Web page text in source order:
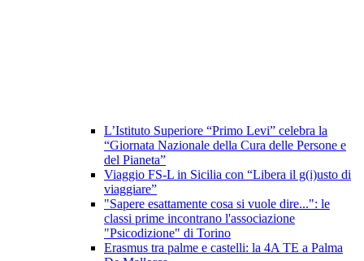
L’Istituto Superiore “Primo Levi” celebra la
“Giornata Nazionale della Cura delle Persone e
del Pianeta”
Viaggio FS-L in Sicilia con “Libera il g(i)usto di
viaggiare”
"Sapere esattamente cosa si vuole dire...": le
classi prime incontrano l'associazione
"Psicodizione" di Torino
Erasmus tra palme e castelli: la 4A TE a Palma